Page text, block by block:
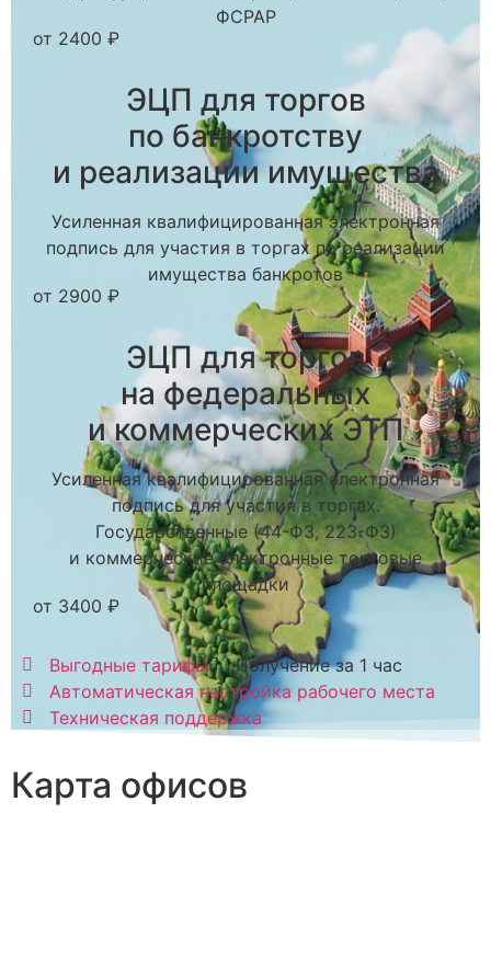
ФСРАР
от 2400 ₽
ЭЦП для торгов
по банкротству
и реализации имущества
Усиленная квалифицированная электронная
подпись для участия в торгах по реализации
имущества банкротов
от 2900 ₽
ЭЦП для торгов
на федеральных
и коммерческих ЭТП
Усиленная квалифицированная электронная
подпись для участия в торгах.
Государственные (44-ФЗ, 223-ФЗ)
и коммерческие электронные торговые
площадки
от 3400 ₽
Выгодные тарифы
Получение за 1 час
Автоматическая настройка рабочего места
Техническая поддержка
Карта офисов